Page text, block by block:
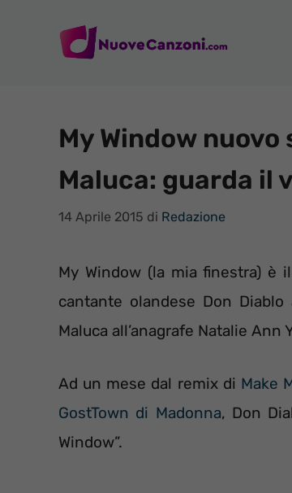
My Window
Maluca: guarda il
14 Aprile 2015 di Redazione
My Window (la mia finestra) è
cantante olandese Don
Maluca all’anagrafe Natalie
Ad un mese dal remix di Make
GostTown di Madonna, Don
Window”.